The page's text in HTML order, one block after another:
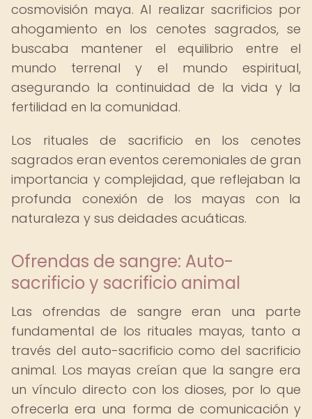
cosmovisión maya. Al realizar sacrificios por
ahogamiento en los cenotes sagrados, se
buscaba mantener el equilibrio entre el
mundo terrenal y el mundo espiritual,
asegurando la continuidad de la vida y la
fertilidad en la comunidad.
Los rituales de sacrificio en los cenotes
sagrados eran eventos ceremoniales de gran
importancia y complejidad, que reflejaban la
profunda conexión de los mayas con la
naturaleza y sus deidades acuáticas.
Ofrendas de sangre: Auto-
sacrificio y sacrificio animal
Las ofrendas de sangre eran una parte
fundamental de los rituales mayas, tanto a
través del auto-sacrificio como del sacrificio
animal. Los mayas creían que la sangre era
un vínculo directo con los dioses, por lo que
ofrecerla era una forma de comunicación y